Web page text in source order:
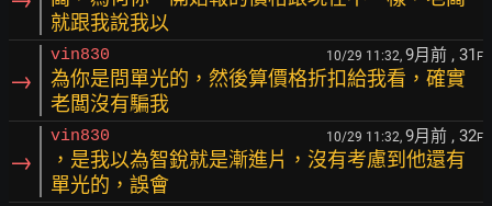
就跟我說我以
→
vin830 10/29 11:32, 9月前 , 31 F
為你是問單光的，然後算價格折扣給我看，確實
老闆沒有騙我
→
vin830 10/29 11:32, 9月前 , 32F
，是我以為智銳就是漸進片，沒有考慮到他還有
單光的，誤會